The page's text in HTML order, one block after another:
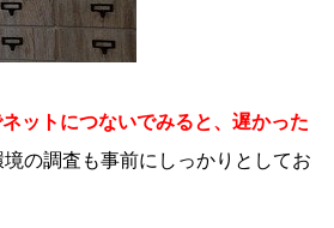
ットにつないでみると、遅かった
の調査も事前にしっかりとしてお